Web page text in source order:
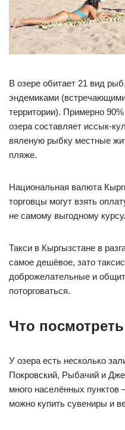
В озере обитает 21 вид
эндемиками
территории). Примерно
озера составляет иссык-
вяленую рыбку местные
пляже.
Национальная валюта
торговцы могут взять
не самому выгодному курсу.
Такси в Кыргызстане в
самое дешёвое, зато
доброжелательные и
поторговаться.
Что посмотреть
У озера есть несколько
Покровский, Рыбачий и
много населённых пунктов
можно купить сувениры и